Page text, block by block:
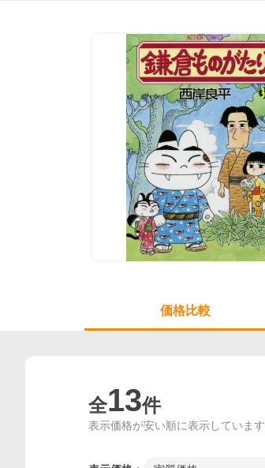
価格比較
全13件
表示価格が安い順に表示しています